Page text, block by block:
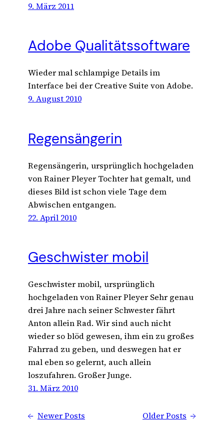
9. März 2011
Adobe Qualitätssoftware
Wieder mal schlampige Details im
Interface bei der Creative Suite von Adobe.
9. August 2010
Regensängerin
Regensängerin, ursprünglich hochgeladen
von Rainer Pleyer Tochter hat gemalt, und
dieses Bild ist schon viele Tage dem
Abwischen entgangen.
22. April 2010
Geschwister mobil
Geschwister mobil, ursprünglich
hochgeladen von Rainer Pleyer Sehr genau
drei Jahre nach seiner Schwester fährt
Anton allein Rad. Wir sind auch nicht
wieder so blöd gewesen, ihm ein zu großes
Fahrrad zu geben, und deswegen hat er
mal eben so gelernt, auch allein
loszufahren. Großer Junge.
31. März 2010
← Newer Posts Older Posts →